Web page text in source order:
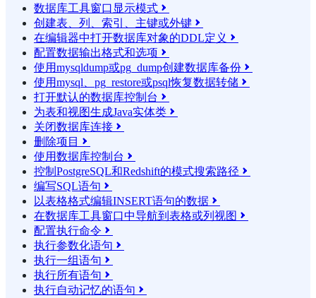
数据库工具窗口显示模式 
创建表、列、索引、主键或外键 
在编辑器中打开数据库对象的DDL定义 
配置数据输出格式和选项 
使用mysqldump或pg_dump创建数据库备份 
使用mysql、pg_restore或psql恢复数据转储 
打开默认的数据库控制台 
为表和视图生成Java实体类 
关闭数据库连接 
删除项目 
使用数据库控制台 
控制PostgreSQL和Redshift的模式搜索路径 
编写SQL语句 
以表格格式编辑INSERT语句的数据 
在数据库工具窗口中导航到表格或列视图 
配置执行命令 
执行参数化语句 
执行一组语句 
执行所有语句 
执行自动记忆的语句 